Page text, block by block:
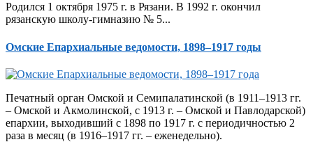
Родился 1 октября 1975 г. в Рязани. В 1992 г. окончил
рязанскую школу-гимназию № 5...
Омские Епархиальные ведомости, 1898–1917 годы
Печатный орган Омской и Семипалатинской (в 1911–1913 гг.
– Омской и Акмолинской, с 1913 г. – Омской и Павлодарской)
епархии, выходивший с 1898 по 1917 г. с периодичностью 2
раза в месяц (в 1916–1917 гг. – еженедельно).